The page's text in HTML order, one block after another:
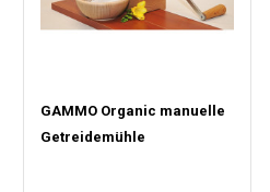
GAMMO Organic manuelle
Getreidemühle